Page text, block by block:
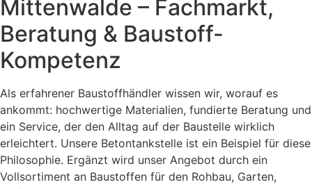
Mittenwalde – Fachmarkt,
Beratung & Baustoff-
Kompetenz
Als erfahrener Baustoffhändler wissen wir, worauf es
ankommt: hochwertige Materialien, fundierte Beratung und
ein Service, der den Alltag auf der Baustelle wirklich
erleichtert. Unsere Betontankstelle ist ein Beispiel für diese
Philosophie. Ergänzt wird unser Angebot durch ein
Vollsortiment an Baustoffen für den Rohbau, Garten,